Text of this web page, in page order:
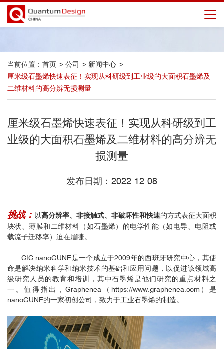
当前位置： 首页 > 公司 > 新闻中心 >
厘米级石墨烯快速表征！实现从科研级到工业级的大面积石墨烯及
二维材料的高分辨无损测量
厘米级石墨烯快速表征！实现从科研级到工
业级的大面积石墨烯及二维材料的高分辨无
损测量
发布日期：2022-12-08
挑战： 以高分辨率、非接触式、非破坏性和快速的方式表征大面积
块状、薄膜和二维材料（如石墨烯）的电学性能（如电导、电阻或
载流子迁移率）迫在眉睫。
CIC nanoGUNE是一个成立于2009年的西班牙研究中心，其使
命是解决纳米科学和纳米技术的基础和应用问题，以促进该领域高
级研究人员的教育和培训，其中石墨烯是他们研究的重点材料之
一。值得指出，Graphenea（ https://www.graphenea.com ）是
nanoGUNE的一家初创公司，致力于工业石墨烯的制造。